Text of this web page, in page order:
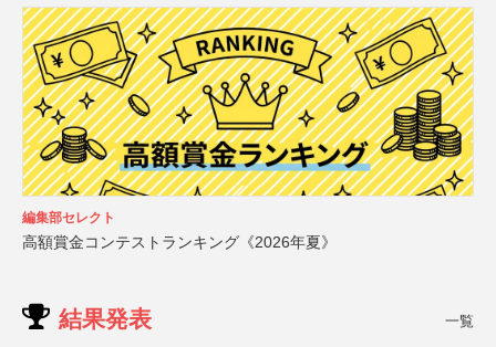
編集部セレクト
高額賞金コンテストランキング《2026年夏》
結果発表 一覧